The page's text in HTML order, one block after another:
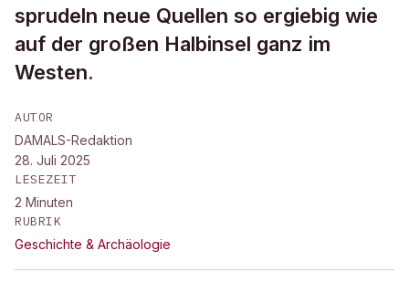
sprudeln neue Quellen so ergiebig wie
auf der großen Halbinsel ganz im
Westen.
AUTOR
DAMALS-Redaktion
28. Juli 2025
LESEZEIT
2 Minuten
RUBRIK
Geschichte & Archäologie